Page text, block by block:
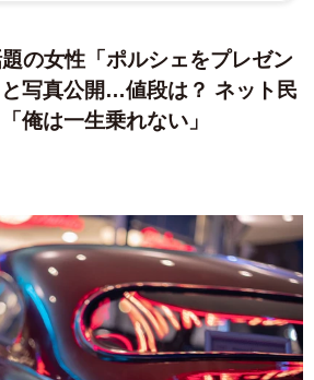
の女性「ポルシェをプレゼン
と写真公開…値段は？ ネット民
俺は一生乗れない」